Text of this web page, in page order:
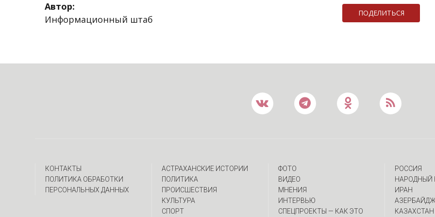
Автор:
Информационный штаб
ПОДЕЛИТЬСЯ
КОНТАКТЫ
ПОЛИТИКА ОБРАБОТКИ
ПЕРСОНАЛЬНЫХ ДАННЫХ
АСТРАХАНСКИЕ ИСТОРИИ
ПОЛИТИКА
ПРОИСШЕСТВИЯ
КУЛЬТУРА
СПОРТ
ФОТО
ВИДЕО
МНЕНИЯ
ИНТЕРВЬЮ
CПЕЦПРОЕКТЫ — КАК ЭТО
РОССИЯ
НАРОДНЫЙ
ИРАН
КАЗАХСТАН